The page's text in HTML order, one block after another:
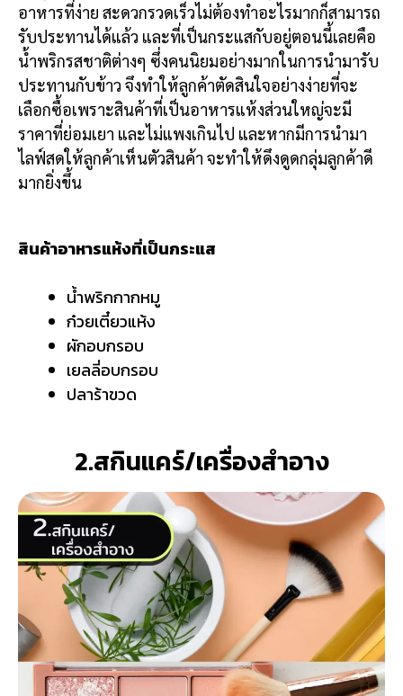
อาหารที่ง่าย สะดวกรวดเร็วไม่ต้องทำอะไรมากก็สามารถ
รับประทานได้แล้ว และที่เป็นกระแสกับอยู่ตอนนี้เลยคือ
น้ำพริกรสชาติต่างๆ ซึ่งคนนิยมอย่างมากในการนำมารับ
ประทานกับข้าว จึงทำให้ลูกค้าตัดสินใจอย่างง่ายที่จะ
เลือกซื้อเพราะสินค้าที่เป็นอาหารแห้งส่วนใหญ่จะมี
ราคาที่ย่อมเยา และไม่แพงเกินไป และหากมีการนำมา
ไลฟ์สดให้ลูกค้าเห็นตัวสินค้า จะทำให้ดึงดูดกลุ่มลูกค้าดี
มากยิ่งขึ้น
สินค้าอาหารแห้งที่เป็นกระแส
น้ำพริกกากหมู
ก๋วยเตี๋ยวแห้ง
ผักอบกรอบ
เยลลี่อบกรอบ
ปลาร้าขวด
2.สกินแคร์/เครื่องสำอาง